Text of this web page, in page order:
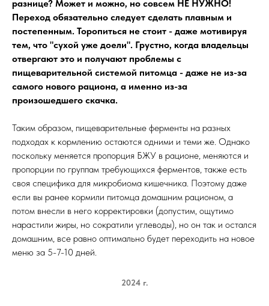
разнице? Может и можно, но совсем НЕ НУЖНО!
Переход обязательно следует сделать плавным и
постепенным. Торопиться не стоит - даже мотивируя
тем, что "сухой уже доели". Грустно, когда владельцы
отвергают это и получают проблемы с
пищеварительной системой питомца - даже не из-за
самого нового рациона, а именно из-за
произошедшего скачка.
Таким образом, пищеварительные ферменты на разных
подходах к кормлению остаются одними и теми же. Однако
поскольку меняется пропорция БЖУ в рационе, меняются и
пропорции по группам требующихся ферментов, также есть
своя специфика для микробиома кишечника. Поэтому даже
если вы ранее кормили питомца домашним рационом, а
потом внесли в него корректировки (допустим, ощутимо
нарастили жиры, но сократили углеводы), но он так и остался
домашним, все равно оптимально будет переходить на новое
меню за 5-7-10 дней.
2024 г.